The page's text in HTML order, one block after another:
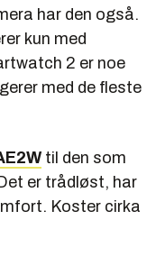
har den også.
kun med
2 er noe
med de fleste
til den som
er trådløst, har
Koster cirka